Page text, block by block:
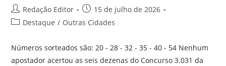
Redação Editor
15 de julho de 2026
Destaque / Outras Cidades
Números sorteados são: 20 - 28 - 32 - 35 - 40 - 54 Nenhum
apostador acertou as seis dezenas do Concurso 3.031 da